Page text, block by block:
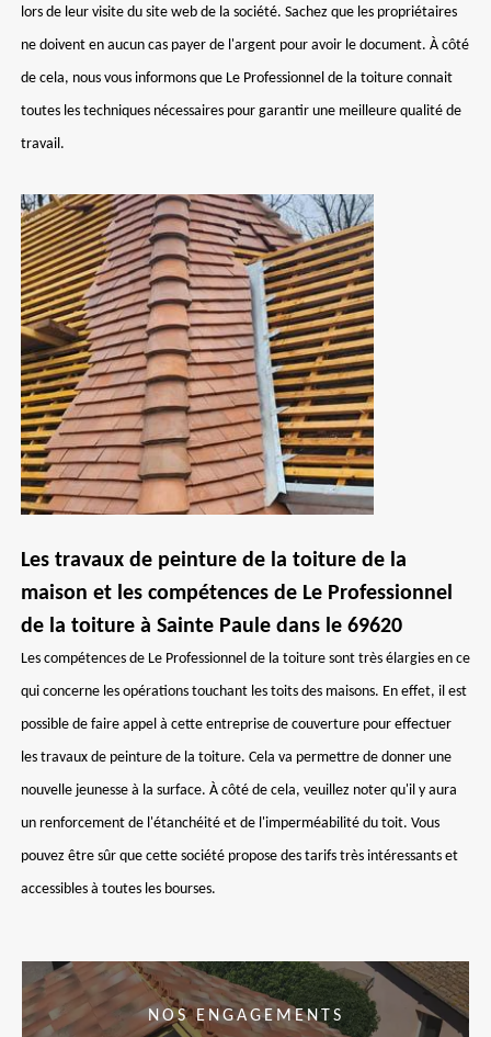
lors de leur visite du site web de la société. Sachez que les propriétaires
ne doivent en aucun cas payer de l'argent pour avoir le document. À côté
de cela, nous vous informons que Le Professionnel de la toiture connait
toutes les techniques nécessaires pour garantir une meilleure qualité de
travail.
Les travaux de peinture de la toiture de la
maison et les compétences de Le Professionnel
de la toiture à Sainte Paule dans le 69620
Les compétences de Le Professionnel de la toiture sont très élargies en ce
qui concerne les opérations touchant les toits des maisons. En effet, il est
possible de faire appel à cette entreprise de couverture pour effectuer
les travaux de peinture de la toiture. Cela va permettre de donner une
nouvelle jeunesse à la surface. À côté de cela, veuillez noter qu'il y aura
un renforcement de l'étanchéité et de l'imperméabilité du toit. Vous
pouvez être sûr que cette société propose des tarifs très intéressants et
accessibles à toutes les bourses.
NOS ENGAGEMENTS